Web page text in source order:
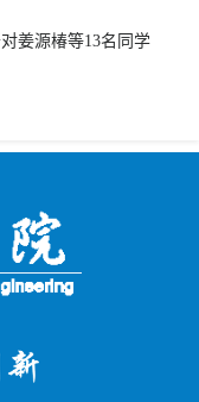
姜源椿等13名同学